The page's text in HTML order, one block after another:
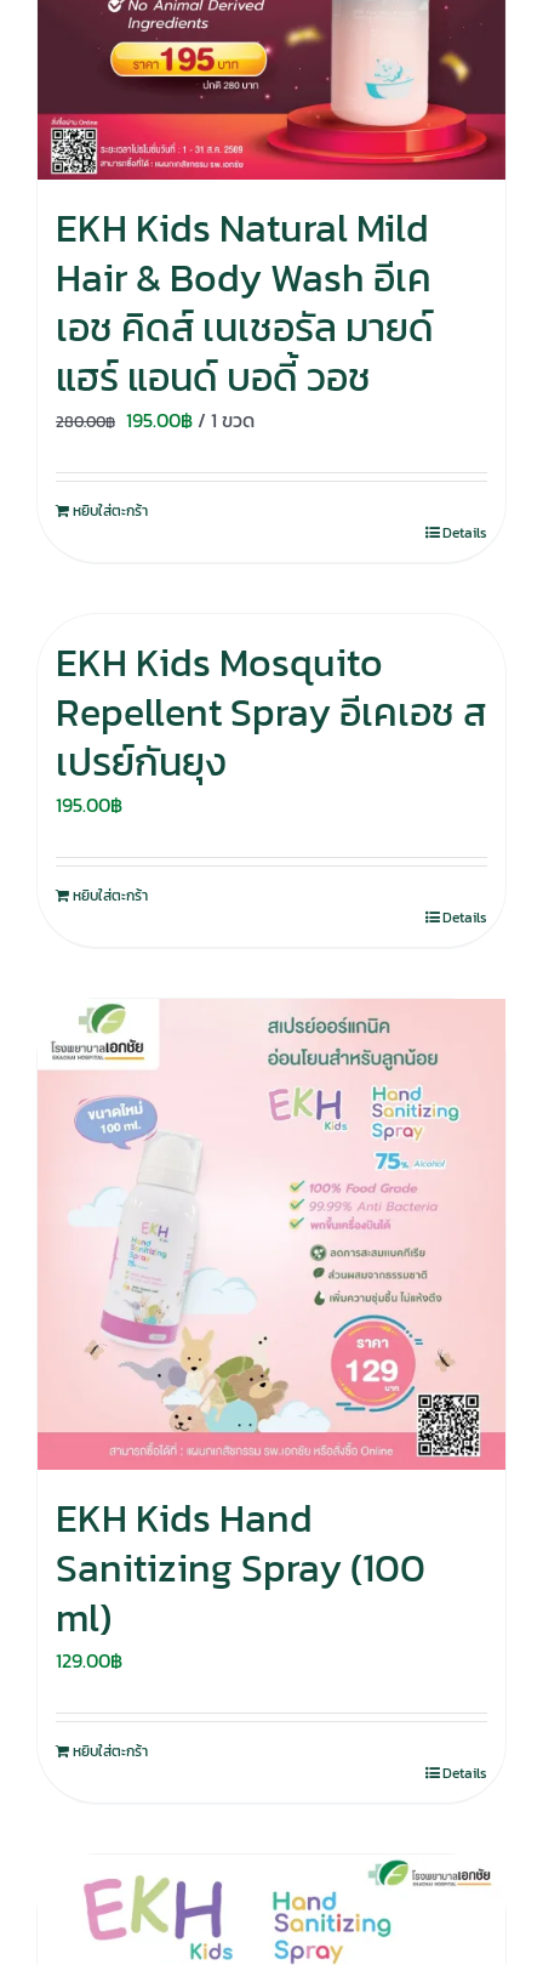
EKH Kids Natural Mild
Hair & Body Wash อีเค
เอช คิดส์ เนเชอรัล มายด์
แฮร์ แอนด์ บอดี้ วอช
280.00฿ Original
was:
280.00฿.
195.00฿Current
is:
/ 1 ขวด
หยิบใส่ตะกร้า
Details
EKH Kids Mosquito
Repellent Spray อีเคเอช ส
เปรย์กันยุง
195.00฿
หยิบใส่ตะกร้า
Details
EKH Kids Hand
Sanitizing Spray (100
ml)
129.00฿
หยิบใส่ตะกร้า
Details